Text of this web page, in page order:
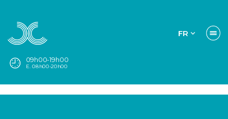
FR
09h00-19h00
E. 08h00-20h00